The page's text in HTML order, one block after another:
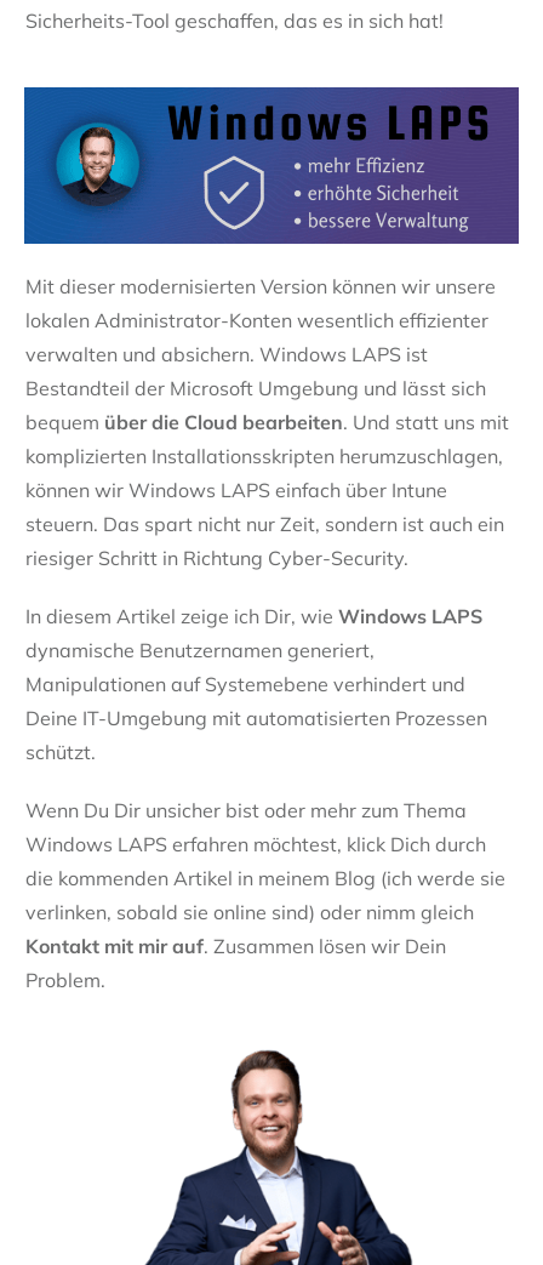
Sicherheits-Tool geschaffen, das es in sich hat!
Mit dieser modernisierten Version können wir unsere
lokalen Administrator-Konten wesentlich effizienter
verwalten und absichern. Windows LAPS ist
Bestandteil der Microsoft Umgebung und lässt sich
bequem über die Cloud bearbeiten. Und statt uns mit
komplizierten Installationsskripten herumzuschlagen,
können wir Windows LAPS einfach über Intune
steuern. Das spart nicht nur Zeit, sondern ist auch ein
riesiger Schritt in Richtung Cyber-Security.
In diesem Artikel zeige ich Dir, wie Windows LAPS
dynamische Benutzernamen generiert,
Manipulationen auf Systemebene verhindert und
Deine IT-Umgebung mit automatisierten Prozessen
schützt.
Wenn Du Dir unsicher bist oder mehr zum Thema
Windows LAPS erfahren möchtest, klick Dich durch
die kommenden Artikel in meinem Blog (ich werde sie
verlinken, sobald sie online sind) oder nimm gleich
Kontakt mit mir auf. Zusammen lösen wir Dein
Problem.